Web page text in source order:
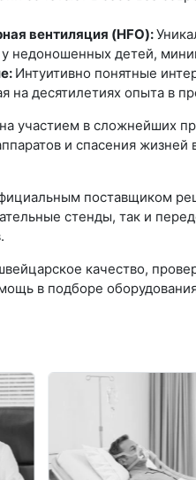
вентиляция (HFO):
недоношенных детей,
Интуитивно понятные
на десятилетиях опыта в
участием в сложнейших
и спасения
поставщиком
стенды, так и
качество,
в подборе